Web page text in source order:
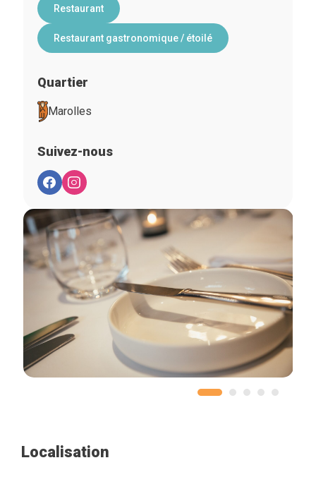
Restaurant
Restaurant gastronomique / étoilé
Quartier
Marolles
Suivez-nous
Localisation